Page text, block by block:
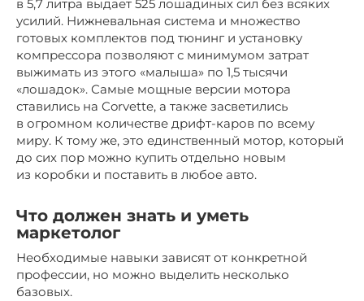
в 5,7 литра выдает 525 лошадиных сил без всяких
усилий. Нижневальная система и множество
готовых комплектов под тюнинг и установку
компрессора позволяют с минимумом затрат
выжимать из этого «малыша» по 1,5 тысячи
«лошадок». Самые мощные версии мотора
ставились на Corvette, а также засветились
в огромном количестве дрифт-каров по всему
миру. К тому же, это единственный мотор, который
до сих пор можно купить отдельно новым
из коробки и поставить в любое авто.
Что должен знать и уметь
маркетолог
Необходимые навыки зависят от конкретной
профессии, но можно выделить несколько
базовых.